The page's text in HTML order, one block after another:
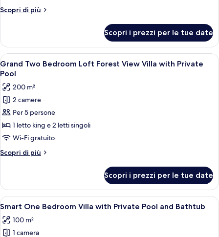
(Ubud)
Scopri di più
Altri
vasca
da
bagno
(Ubud)
Scopri i prezzi per le tue date
Apri
tutte
le
foto
per
Grand
Two
Bedroom
Loft
Forest
Villa
with
Private
Pool
Un ampio soggiorno con divano,
10
Grand Two Bedroom Loft Forest View Villa with Private
Pool
200 m²
2 camere
Per 5 persone
1 letto king e 2 letti singoli
Wi-Fi gratuito
Scopri di più
Altri
Two
Bedroom
Loft
View
Villa
Scopri i prezzi per le tue date
Apri
tutte
le
foto
Una camera da letto con un letto
7
Smart One Bedroom Villa with Private Pool and Bathtub
100 m²
1 camera